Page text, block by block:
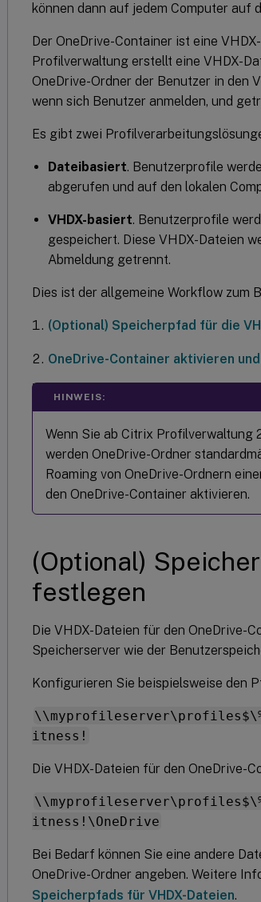
können dann auf jedem Computer auf
Der OneDrive-Container ist eine
Profilverwaltung erstellt eine VHDX-
OneDrive-Ordner der Benutzer in den
wenn sich Benutzer anmelden, und
Es gibt zwei
Dateibasiert. Benutzerprofile
abgerufen und auf den lokalen
VHDX-basiert. Benutzerprofile
gespeichert. Diese VHDX-Dateien
Abmeldung getrennt.
Dies ist der allgemeine Workflow zum
(Optional) Speicherpfad für die
OneDrive-Container aktivieren
HINWEIS:
Wenn Sie ab Citrix Profilverwaltung
werden OneDrive-Ordner
Roaming von OneDrive-Ordnern
den OneDrive-Container aktivieren.
(Optional)
festlegen
Die VHDX-Dateien für den OneDrive-
Speicherserver wie der
Konfigurieren Sie beispielsweise den
itness!
Die VHDX-Dateien für den OneDrive-
itness!\OneDrive
Bei Bedarf können Sie eine andere
OneDrive-Ordner angeben. Weitere
Speicherpfads für VHDX-Dateien.